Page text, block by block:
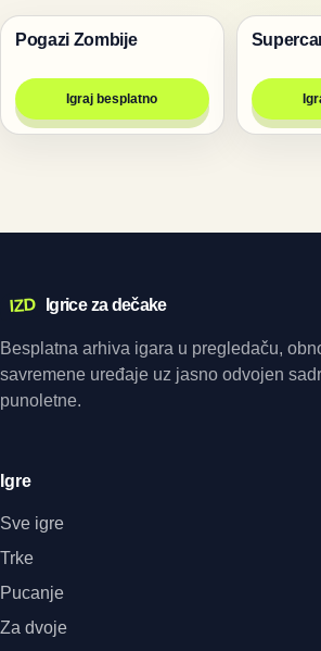
Igre
Pogazi Zombije
Igraj besplatno
Trke
IZD Igrice za dečake
Besplatna arhiva igara u pregledaču,
savremene uređaje uz jasno odvojen
punoletne.
Igre
Sve igre
Trke
Pucanje
Za dvoje